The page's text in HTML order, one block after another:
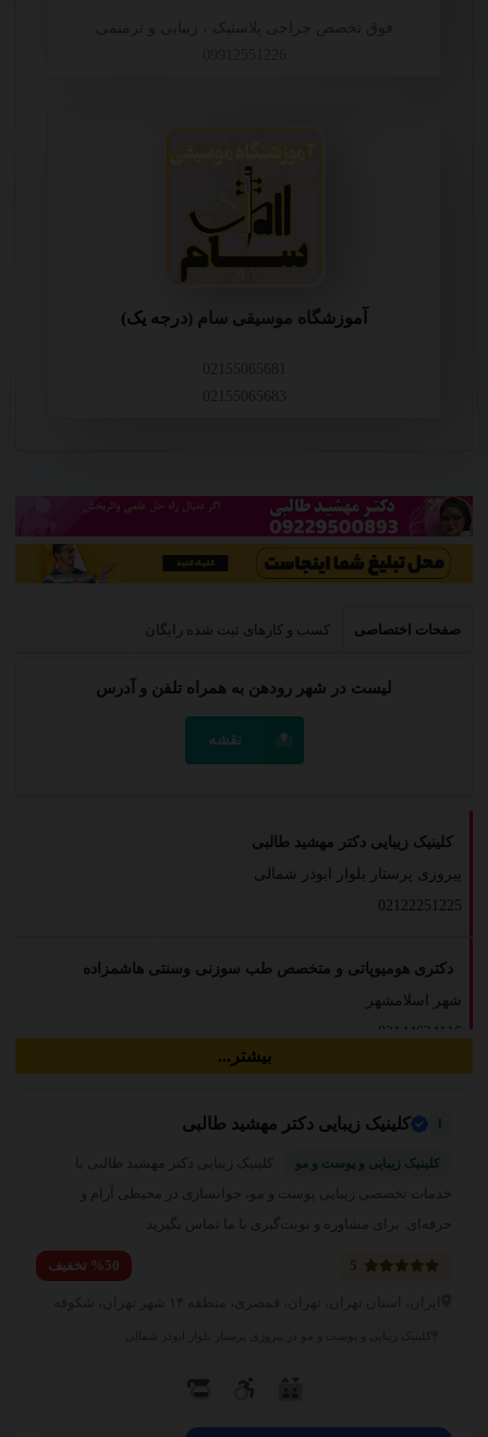
آموزشگاه موسیقی سام (درجه یک)
صفحات اختصاصی کسب و کارهای ثبت شده رایگان
لیست در شهر رودهن به همراه تلفن و آدرس
نقشه
کلینیک زیبایی دکتر مهشید طالبی
پیروزی پرستار بلوار ابوذر شمالی
02122251225
دکتری هومیوپاتی و متخصص طب سوزنی وسنتی هاشمزاده
شهر اسلامشهر
02144624116
طرشت
02166506800
خدمات کافی نت و خدمات اینترنتی پدر
بیشتر...
1 کلینیک زیبایی دکتر مهشید طالبی
کلینیک زیبایی و پوست و مو
کلینیک زیبایی دکتر مهشید طالبی با
خدمات تخصصی زیبایی پوست و مو، جوانسازی در محیطی آرام و
حرفه‌ای. برای مشاوره و نوبت‌گیری با ما تماس بگیرید
%50 تخفیف